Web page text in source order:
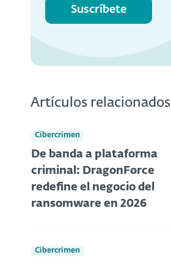
Suscríbete
Artículos relacionados
Cibercrimen
De banda a plataforma
criminal: DragonForce
redefine el negocio del
ransomware en 2026
Cibercrimen